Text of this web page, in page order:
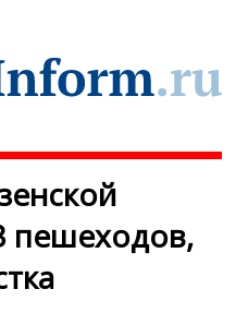
пешеходов,